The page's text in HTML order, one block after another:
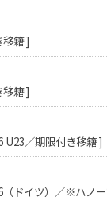
移籍 ]
移籍 ]
U23／期限付き移籍 ]
（ドイツ）／※ハノー